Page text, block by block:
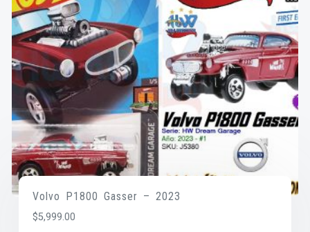
Volvo P1800 Gasser – 2023
$5,999.00